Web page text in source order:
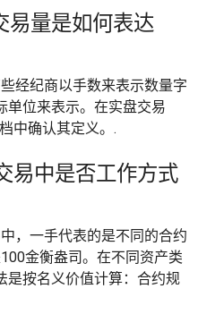
易量是如何表达
经纪商以手数来表示数量字
单位来表示。在实盘交易
中确认其定义。.
易中是否工作方式
，一手代表的是不同的合约
金衡盎司。在不同资产类
是按名义价值计算：合约规